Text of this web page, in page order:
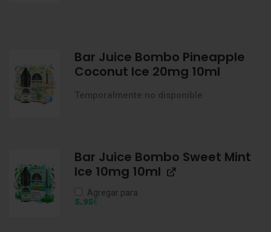
Bar Juice Bombo Pineapple
Coconut Ice 20mg 10ml
Temporalmente no disponible
Bar Juice Bombo Sweet Mint
Ice 10mg 10ml
Agregar para
5,95€